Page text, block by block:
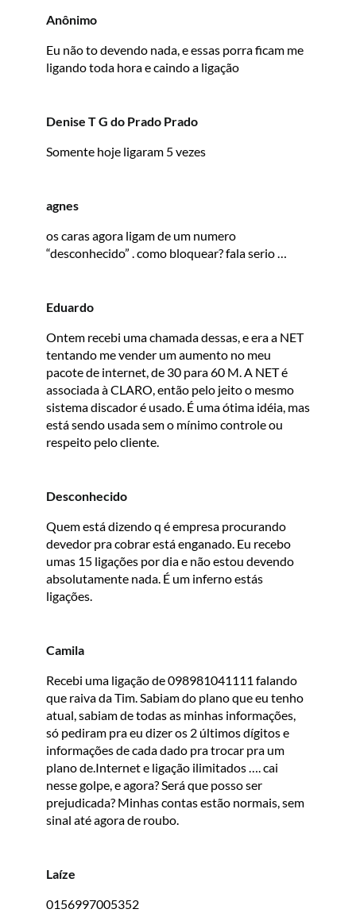
Anônimo
Eu não to devendo nada, e essas porra ficam me
ligando toda hora e caindo a ligação
Denise T G do Prado Prado
Somente hoje ligaram 5 vezes
agnes
os caras agora ligam de um numero
“desconhecido” . como bloquear? fala serio …
Eduardo
Ontem recebi uma chamada dessas, e era a NET
tentando me vender um aumento no meu
pacote de internet, de 30 para 60 M. A NET é
associada à CLARO, então pelo jeito o mesmo
sistema discador é usado. É uma ótima idéia, mas
está sendo usada sem o mínimo controle ou
respeito pelo cliente.
Desconhecido
Quem está dizendo q é empresa procurando
devedor pra cobrar está enganado. Eu recebo
umas 15 ligações por dia e não estou devendo
absolutamente nada. É um inferno estás
ligações.
Camila
Recebi uma ligação de 098981041111 falando
que raiva da Tim. Sabiam do plano que eu tenho
atual, sabiam de todas as minhas informações,
só pediram pra eu dizer os 2 últimos dígitos e
informações de cada dado pra trocar pra um
plano de.Internet e ligação ilimitados …. cai
nesse golpe, e agora? Será que posso ser
prejudicada? Minhas contas estão normais, sem
sinal até agora de roubo.
Laíze
0156997005352